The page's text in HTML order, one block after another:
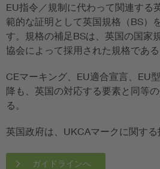
EU指令／規制に代わって関連する
範的な証明として英国規格（BS）
す。規格の補足BSは、英国の国家
協会によって採用された規格である
CEマーキング、EU適合宣言、EU
降も、英国の対応する要素と同等
る。
英国政府は、UKCAマークに関する
ガイドラインへ